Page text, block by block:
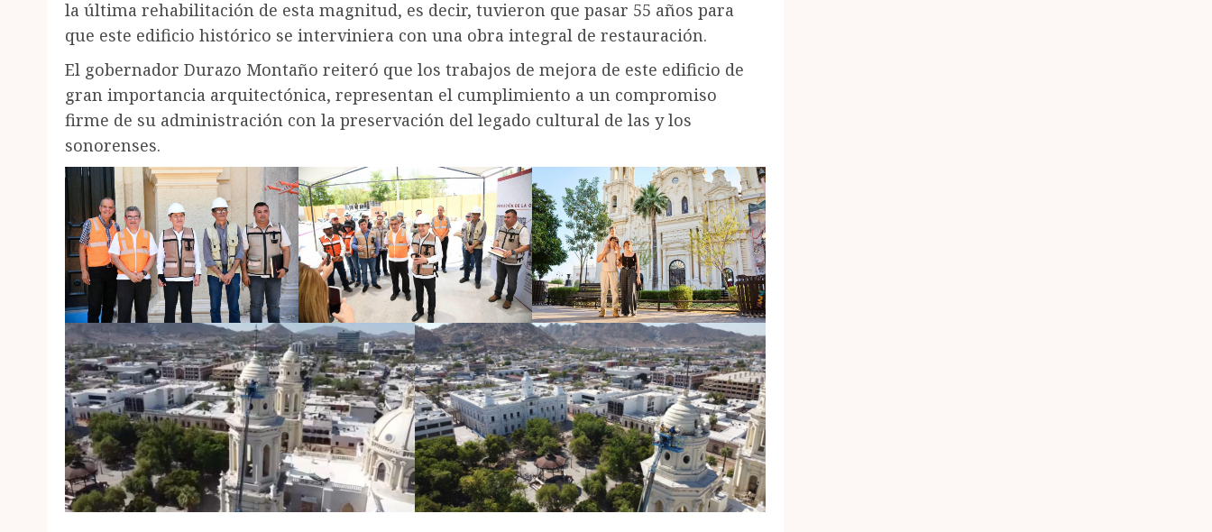
la última rehabilitación de esta magnitud, es decir, tuvieron que pasar 55 años para
que este edificio histórico se interviniera con una obra integral de restauración.
El gobernador Durazo Montaño reiteró que los trabajos de mejora de este edificio de
gran importancia arquitectónica, representan el cumplimiento a un compromiso
firme de su administración con la preservación del legado cultural de las y los
sonorenses.